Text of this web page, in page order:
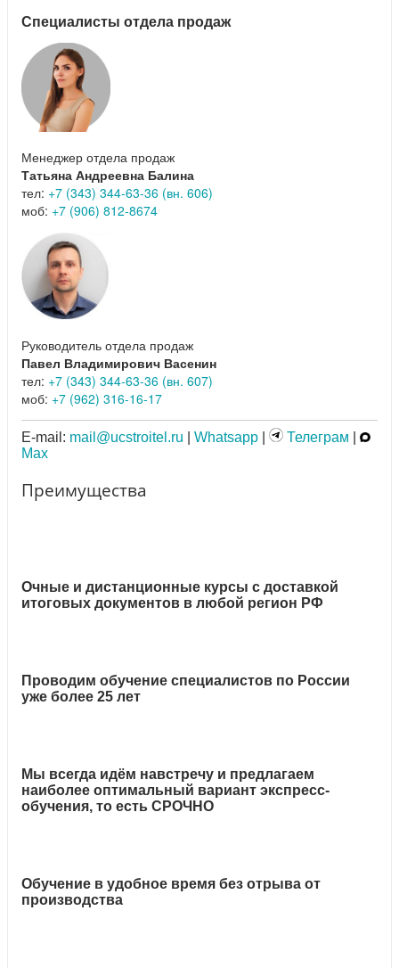
Специалисты отдела продаж
Менеджер отдела продаж
Татьяна Андреевна Балина
тел: +7 (343) 344-63-36 (вн. 606)
моб: +7 (906) 812-8674
Руководитель отдела продаж
Павел Владимирович Васенин
тел: +7 (343) 344-63-36 (вн. 607)
моб: +7 (962) 316-16-17
E-mail: mail@ucstroitel.ru Whatsapp Телеграм
Max
Преимущества
Очные и дистанционные курсы с доставкой
итоговых документов в любой регион РФ
Проводим обучение специалистов по России
уже более 25 лет
Мы всегда идём навстречу и предлагаем
наиболее оптимальный вариант экспресс-
обучения, то есть СРОЧНО
Обучение в удобное время без отрыва от
производства